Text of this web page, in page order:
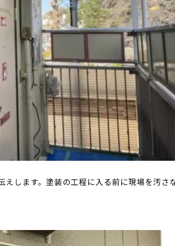
します。塗装の工程に入る前に現場を汚さ